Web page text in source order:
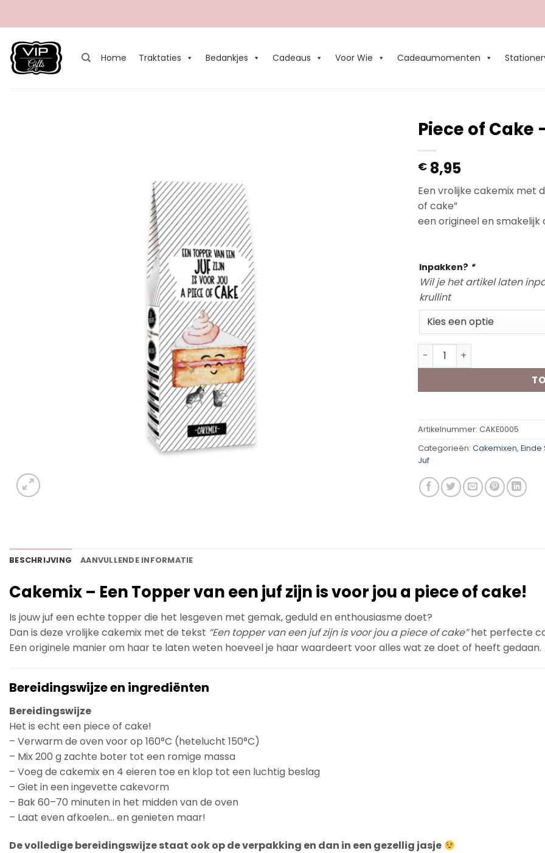
Home Traktaties Bedankjes Cadeaus Voor Wie Cadeaumomenten
Piece of Cake
€ 8,95
Een vrolijke cakemix met
of cake”
een origineel en
Inpakken? *
Wil je het artikel laten
krullint
Piece of Cake - Juf aantal
Artikelnummer: CAKE0005
Categorieën: Cakemixen,
Juf
BESCHRIJVING AANVULLENDE INFORMATIE
Cakemix – Een Topper van een juf zijn is voor jou a piece of cake!
Is jouw juf een echte topper die het lesgeven met gemak, geduld en enthousiasme doet?
Dan is deze vrolijke cakemix met de tekst “Een topper van een juf zijn is voor jou a piece of cake”het perfecte
Een originele manier om haar te laten weten hoeveel je haar waardeert voor alles wat ze doet of heeft gedaan.
Bereidingswijze en ingrediënten
Bereidingswijze
Het is echt een piece of cake!
– Verwarm de oven voor op 160°C (hetelucht 150°C)
– Mix 200 g zachte boter tot een romige massa
– Voeg de cakemix en 4 eieren toe en klop tot een luchtig beslag
– Giet in een ingevette cakevorm
– Bak 60–70 minuten in het midden van de oven
– Laat even afkoelen… en genieten maar!
De volledige bereidingswijze staat ook op de verpakking en dan in een gezellig jasje